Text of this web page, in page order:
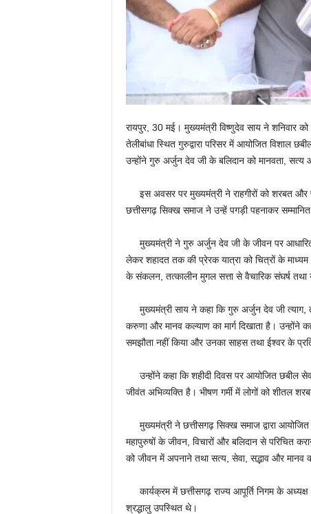
रायपुर, 30 मई। मुख्यमंत्री विष्णुदेव साय ने शनिवार
तेलीबांधा स्थित गुरुद्वारा परिसर में आयोजित विशाल
उन्होंने गुरु अर्जुन देव जी के बलिदान को मानवता, सत्य
इस अवसर पर मुख्यमंत्री ने राहगीरों को शरबत और
छत्तीसगढ़ सिक्ख समाज ने उन्हें पगड़ी पहनाकर
मुख्यमंत्री ने गुरु अर्जुन देव जी के जीवन पर आधारित
लेकर शहादत तक की प्रेरक यात्रा को चित्रों के माध्यम
के संकलन, तत्कालीन मुगल सत्ता से वैचारिक संघर्ष
मुख्यमंत्री साय ने कहा कि गुरु अर्जुन देव जी त्याग,
करुणा और मानव कल्याण का मार्ग दिखाता है। उन्होंने
समझौता नहीं किया और उनका साहस तथा ईश्वर के
उन्होंने कहा कि शहीदी दिवस पर आयोजित छबील
जीवंत अभिव्यक्ति है। भीषण गर्मी में लोगों को शीतल
मुख्यमंत्री ने छत्तीसगढ़ सिक्ख समाज द्वारा आयोजित
महापुरुषों के जीवन, विचारों और बलिदान से परिचित
को जीवन में अपनाने तथा सत्य, सेवा, सद्भाव और
कार्यक्रम में छत्तीसगढ़ राज्य आपूर्ति निगम के
श्रद्धालु उपस्थित थे।